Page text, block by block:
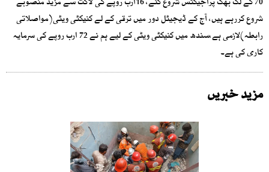
شروع کررہے ہیں، آج کے ڈیجیٹل دور میں ترقی کے لے کنیکٹی ویٹی(مواصلاتی
رابطہ)لازمی ہے،سندھ میں کنیکٹی ویٹی کے لیے ہم نے 72 ارب روپے کی سرمایہ
کاری کی ہے۔
مزید خبریں